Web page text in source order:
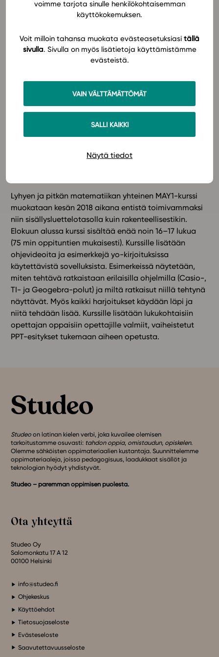
voimme tarjota sinulle henkilökohtaisemman
käyttökokemuksen.
Voit milloin tahansa muokata evästeasetuksiasi tällä
sivulla. Sivulla on myös lisätietoja käyttämistämme
evästeistä.
VAIN VÄLTTÄMÄTTÖMÄT
SALLI KAIKKI
Näytä tiedot
miltä ratkaisut niillä tehtynä näyttävät. Tuntitilanteisiin
opettajalle on tarjolla kätevästi tuntikohtaiset
Lisäksi Tabletkoulun sekä lyhyen että pitkän
matematiikan kurssit sisältävät ensi syksystä alkaen
käytettävän kaavaeditorin kanssa. Opiskelija pääsee
kokeessa käytössä olevalla editorilla. Kaavaeditori on
osa Tabletkoulun harjoituksia ja toimii ja näyttää
täysin samalta kuin oikeassa koeympäristössäkin.
se on osa kursseja viimeistään heti elokuun alusta
Lyhyen ja pitkän matematiikan yhteinen MAY1-kurssi
muokataan kesän 2018 aikana entistä toimivammaksi
niin sisällysluettelotasolla kuin rakenteellisestikin.
Elokuun alussa kurssi sisältää enää noin 16–17 lukua
(75 min oppituntien mukaisesti). Kurssille lisätään
ohjevideoita ja esimerkkejä yo-kirjoituksissa
käytettävistä sovelluksista. Esimerkeissä näytetään,
miten tehtävä ratkaistaan erilaisilla ohjelmilla (Casio-,
TI- ja Geogebra-polut) ja miltä ratkaisut niillä tehtynä
näyttävät. Myös kaikki harjoitukset käydään läpi ja
niitä tehdään lisää. Kurssille lisätään lukukohtaisiin
opettajan oppaisiin opettajille valmiit, vaiheistetut
PPT-esitykset tukemaan aiheen opetusta.
Studeo on latinan kielen verbi, joka kuvailee olemisen
tarkoitustamme osuvasti: tahdon oppia, omistaudun, opiskelen.
Olemme sähköisten oppimateriaalien kustantaja. Suunnittelemme
oppimateriaaleja, joissa pedagogisuus, laadukkaat sisällöt ja
teknologian hyödyt yhdistyvät.
Studeo – paremman oppimisen puolesta.
Ota yhteyttä
Studeo Oy
Salomonkatu 17 A 12
00100 Helsinki
info@studeo.fi
Ohjekeskus
Käyttöehdot
Tietosuojaseloste
Evästeseloste
Saavutettavuusseloste